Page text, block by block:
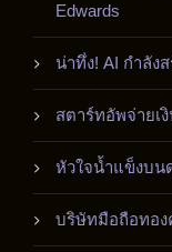
Edwards
น่าทึ่ง! AI กำลัง
สตาร์ทอัพจ่ายเ
หัวใจน้ำแข็งบน
บริษัทมือถือทอง